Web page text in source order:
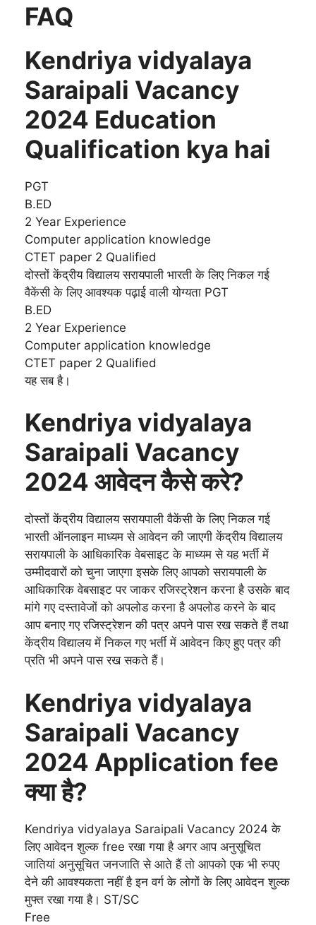
FAQ
Kendriya vidyalaya
Saraipali Vacancy
2024 Education
Qualification kya hai
PGT
B.ED
2 Year Experience
Computer application knowledge
CTET paper 2 Qualified
दोस्तों केंद्रीय विद्यालय सरायपाली भारती के लिए निकल गई
वैकेंसी के लिए आवश्यक पढ़ाई वाली योग्यता PGT
B.ED
2 Year Experience
Computer application knowledge
CTET paper 2 Qualified
यह सब है।
Kendriya vidyalaya
Saraipali Vacancy
2024 आवेदन कैसे करे?
दोस्तों केंद्रीय विद्यालय सरायपाली वैकेंसी के लिए निकल गई
भारती ऑनलाइन माध्यम से आवेदन की जाएगी केंद्रीय विद्यालय
सरायपाली के आधिकारिक वेबसाइट के माध्यम से यह भर्ती में
उम्मीदवारों को चुना जाएगा इसके लिए आपको सरायपाली के
आधिकारिक वेबसाइट पर जाकर रजिस्ट्रेशन करना है उसके बाद
मांगे गए दस्तावेजों को अपलोड करना है अपलोड करने के बाद
आप बनाए गए रजिस्ट्रेशन की पत्र अपने पास रख सकते हैं तथा
केंद्रीय विद्यालय में निकल गए भर्ती में आवेदन किए हुए पत्र की
प्रति भी अपने पास रख सकते हैं।
Kendriya vidyalaya
Saraipali Vacancy
2024 Application fee
क्या है?
Kendriya vidyalaya Saraipali Vacancy 2024 के
लिए आवेदन शुल्क free रखा गया है अगर आप अनुसूचित
जातियां अनुसूचित जनजाति से आते हैं तो आपको एक भी रुपए
देने की आवश्यकता नहीं है इन वर्ग के लोगों के लिए आवेदन शुल्क
मुफ्त रखा गया है। ST/SC
Free